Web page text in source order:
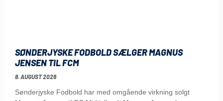
SØNDERJYSKE FODBOLD SÆLGER MAGNUS
JENSEN TIL FCM
8. AUGUST 2026
Sønderjyske Fodbold har med omgående virkning solgt